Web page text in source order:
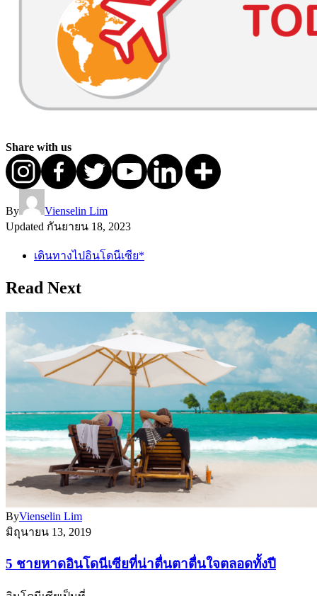
Share with us
By
Vienselin Lim
Updated กันยายน 18, 2023
เดินทางไปอินโดนีเซีย*
Read Next
ByVienselin Lim
มิถุนายน 13, 2019
5 ชายหาดอินโดนีเซียที่น่าตื่นตาตื่นใจตลอดทั้งปี